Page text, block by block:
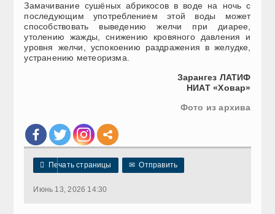
Замачивание сушёных абрикосов в воде на ночь с
последующим употреблением этой воды может
способствовать выведению желчи при диарее,
утолению жажды, снижению кровяного давления и
уровня желчи, успокоению раздражения в желудке,
устранению метеоризма.
Зарангез ЛАТИФ
НИАТ «Ховар»
Фото из архива
 Печать страницы ✉ Отправить
Июнь 13, 2026 14:30